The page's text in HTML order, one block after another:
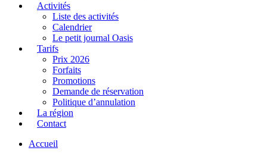
Activités
Liste des activités
Calendrier
Le petit journal Oasis
Tarifs
Prix 2026
Forfaits
Promotions
Demande de réservation
Politique d’annulation
La région
Contact
Accueil